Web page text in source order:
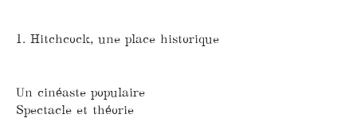
1. Hitchcock, une place historique
Un cinéaste populaire
Spectacle et théorie